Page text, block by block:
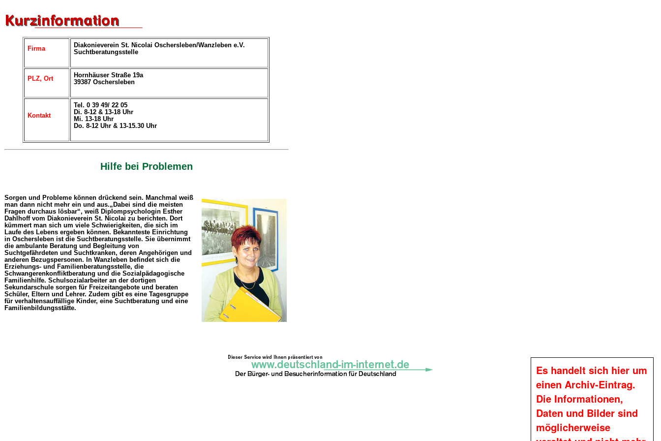
Firma
Diakonieverein St. Nicolai Oschersleben/Wanzleben e.V.
Suchtberatungsstelle
PLZ, Ort
Hornhäuser Straße 19a
39387 Oschersleben
Kontakt
Tel. 0 39 49/ 22 05
Di. 8-12 & 13-18 Uhr
Mi. 13-18 Uhr
Do. 8-12 Uhr & 13-15.30 Uhr
Hilfe bei Problemen
Sorgen und Probleme können drückend sein. Manchmal weiß
man dann nicht mehr ein und aus.„Dabei sind die meisten
Fragen durchaus lösbar“, weiß Diplompsychologin Esther
Dahlhoff vom Diakonieverein St. Nicolai zu berichten. Dort
kümmert man sich um viele Schwierigkeiten, die sich im
Laufe des Lebens ergeben können. Bekannteste Einrichtung
in Oschersleben ist die Suchtberatungsstelle. Sie übernimmt
die ambulante Beratung und Begleitung von
Suchtgefährdeten und Suchtkranken, deren Angehörigen und
anderen Bezugspersonen. In Wanzleben befindet sich die
Erziehungs- und Familienberatungsstelle, die
Schwangerenkonfliktberatung und die Sozialpädagogische
Familienhilfe. Schulsozialarbeiter an der dortigen
Sekundarschule sorgen für Freizeitangebote und beraten
Schüler, Eltern und Lehrer. Zudem gibt es eine Tagesgruppe
für verhaltensauffällige Kinder, eine Suchtberatung und eine
Familienbildungsstätte.
Es handelt sich hier um
einen Archiv-Eintrag.
Die Informationen,
Daten und Bilder sind
möglicherweise